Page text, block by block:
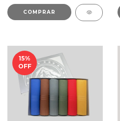
COMPRAR
15%
OFF